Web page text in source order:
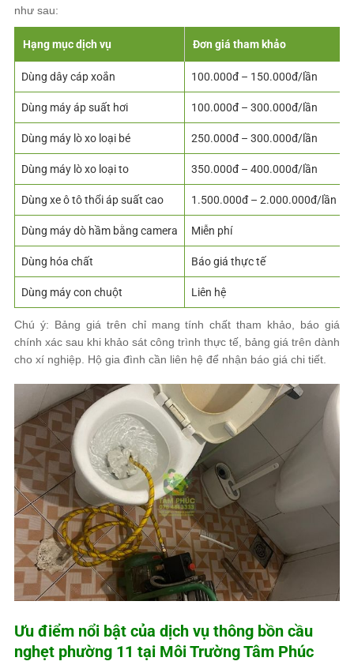
như sau:
Hạng mục dịch vụ Đơn giá tham khảo
Dùng dây cáp xoắn 100.000đ – 150.000đ/lần
Dùng máy áp suất hơi 100.000đ – 300.000đ/lần
Dùng máy lò xo loại bé 250.000đ – 300.000đ/lần
Dùng máy lò xo loại to 350.000đ – 400.000đ/lần
Dùng xe ô tô thổi áp suất cao 1.500.000đ – 2.000.000đ/lần
Dùng máy dò hầm bằng camera Miễn phí
Dùng hóa chất Báo giá thực tế
Dùng máy con chuột Liên hệ
Chú ý: Bảng giá trên chỉ mang tính chất tham khảo, báo giá
chính xác sau khi khảo sát công trình thực tế, bảng giá trên dành
cho xí nghiệp. Hộ gia đình cần liên hệ để nhận báo giá chi tiết.
Ưu điểm nổi bật của dịch vụ thông bồn cầu
nghẹt phường 11 tại Môi Trường Tâm Phúc